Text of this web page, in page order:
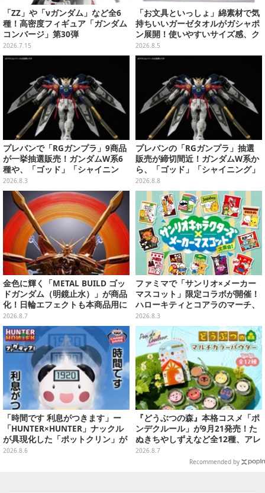
「ZZ」や「νガンダム」など全6
種！高密度フィギュア「ガンダム
コンバージ」第30弾
2026.7.15
「お文具といっしょ」綿素材で気
持ちいいガーゼタオルがガシャポ
ン展開！使いやすいサイズ感、ク
ールな和柄や可愛らしいお寿司な
ど全4種
2026.8.5
プレバンで「RGガンプラ」9商品
が一挙抽選販売！ガンダムW系6
種や、「ゴッド」「シャイニン
グ」も
2026.8.3
プレバンの「RGガンプラ」抽選
販売が締切間近！ガンダムW系か
ら、「ゴッド」「シャイニング」
まで9商品
2026.8.8
金色に輝く「METAL BUILD ゴッ
ドガンダム（明鏡止水）」が商品
化！日輪エフェクトも本商品用に
刷新した豪華仕様
2026.8.7
ファミマで「サンリオ×メーカー
マスコット」限定コラボが開催！
ハローキティとコアラのマーチ、
ハンギョドンと出前坊やなど全26
キャラが夢の共演
2026.8.3
「時間です 利息がつきます」ー
「HUNTER×HUNTER」ナックル
が具現化した「ポットクリン」が
貯金箱としてプライズ展開
2026.8.6
『どうぶつの森』本格コスメ「ポ
ンデクルール」が9月21発売！た
ぬきちやしずえなど全12種、アレ
ンジできるリアクションシールも
2026.8.7
Recommended by